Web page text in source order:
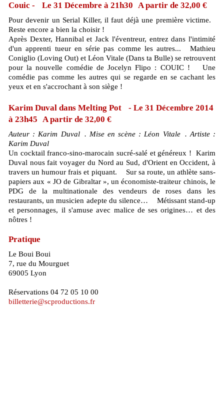
Couic - Le 31 Décembre à 21h30 A partir de 32,00 €
Pour devenir un Serial Killer, il faut déjà une première victime.
Reste encore a bien la choisir !
Après Dexter, Hannibal et Jack l'éventreur, entrez dans l'intimité
d'un apprenti tueur en série pas comme les autres... Mathieu
Coniglio (Loving Out) et Léon Vitale (Dans ta Bulle) se retrouvent
pour la nouvelle comédie de Jocelyn Flipo : COUIC ! Une
comédie pas comme les autres qui se regarde en se cachant les
yeux et en s'accrochant à son siège !
Karim Duval dans Melting Pot - Le 31 Décembre 2014
à 23h45 A partir de 32,00 €
Auteur : Karim Duval . Mise en scène : Léon Vitale . Artiste :
Karim Duval
Un cocktail franco-sino-marocain sucré-salé et généreux ! Karim
Duval nous fait voyager du Nord au Sud, d'Orient en Occident, à
travers un humour frais et piquant. Sur sa route, un athlète sans-
papiers aux « JO de Gibraltar », un économiste-traiteur chinois, le
PDG de la multinationale des vendeurs de roses dans les
restaurants, un musicien adepte du silence… Métissant stand-up
et personnages, il s'amuse avec malice de ses origines… et des
nôtres !
Pratique
Le Boui Boui
7, rue du Mourguet
69005 Lyon
Réservations 04 72 05 10 00
billetterie@scproductions.fr